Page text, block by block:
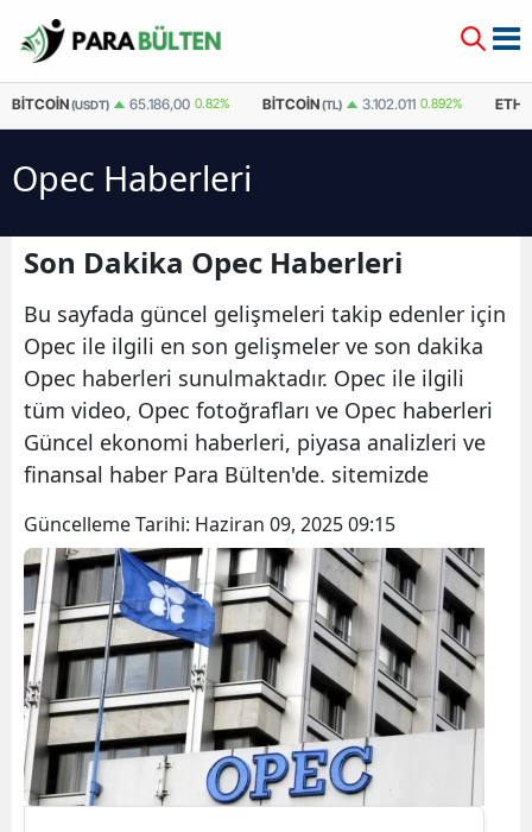
BITCOIN(USDT) 65.186,00 0.82% BITCOIN(TL) 3.102.011 0.892%
Opec Haberleri
Son Dakika Opec Haberleri
Bu sayfada güncel gelişmeleri takip edenler için
Opec ile ilgili en son gelişmeler ve son dakika
Opec haberleri sunulmaktadır. Opec ile ilgili
tüm video, Opec fotoğrafları ve Opec haberleri
Güncel ekonomi haberleri, piyasa analizleri ve
finansal haber Para Bülten'de. sitemizde
Güncelleme Tarihi: Haziran 09, 2025 09:15